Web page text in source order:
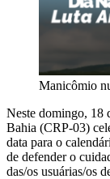
Manicômio
Neste domingo, 18
Bahia (CRP-03)
data para o
de defender o
das/os usuárias/os